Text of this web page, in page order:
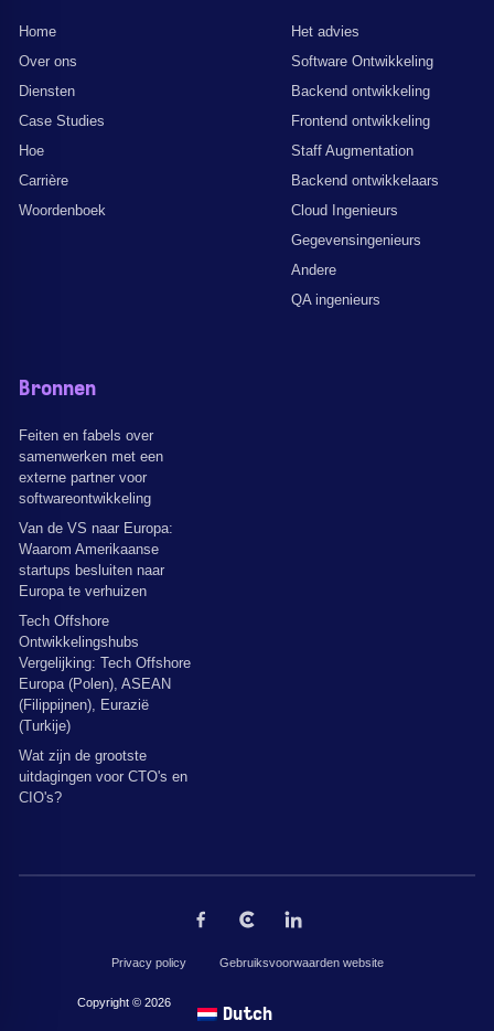
Home
Over ons
Diensten
Case Studies
Hoe
Carrière
Woordenboek
Het advies
Software Ontwikkeling
Backend ontwikkeling
Frontend ontwikkeling
Staff Augmentation
Backend ontwikkelaars
Cloud Ingenieurs
Gegevensingenieurs
Andere
QA ingenieurs
Bronnen
Feiten en fabels over
samenwerken met een
externe partner voor
softwareontwikkeling
Van de VS naar Europa:
Waarom Amerikaanse
startups besluiten naar
Europa te verhuizen
Tech Offshore
Ontwikkelingshubs
Vergelijking: Tech Offshore
Europa (Polen), ASEAN
(Filippijnen), Eurazië
(Turkije)
Wat zijn de grootste
uitdagingen voor CTO's en
CIO's?
Privacy policy Gebruiksvoorwaarden website
Copyright © 2026 door The Codest. Alle rechten voorbehouden.
Dutch